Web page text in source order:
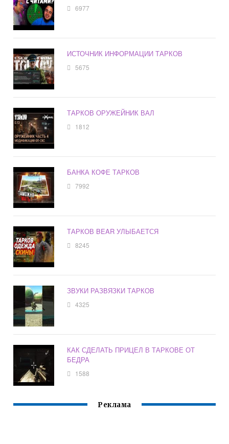
6977
ИСТОЧНИК ИНФОРМАЦИИ ТАРКОВ
5675
ТАРКОВ ОРУЖЕЙНИК ВАЛ
1812
БАНКА КОФЕ ТАРКОВ
7992
ТАРКОВ BEAR УЛЫБАЕТСЯ
8245
ЗВУКИ РАЗВЯЗКИ ТАРКОВ
4325
КАК СДЕЛАТЬ ПРИЦЕЛ В ТАРКОВЕ ОТ
БЕДРА
1588
Реклама